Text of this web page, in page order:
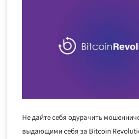
Не дайте себя одурачить
выдающими себя за Bitcoin